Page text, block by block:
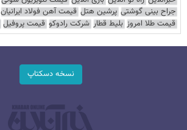
جراح بینی گوشتی پرشین هتل قیمت آهن فولاد ایرانیان
قیمت طلا امروز بلیط قطار شرکت رادوکو قیمت پروفیل
نسخه دسکتاپ